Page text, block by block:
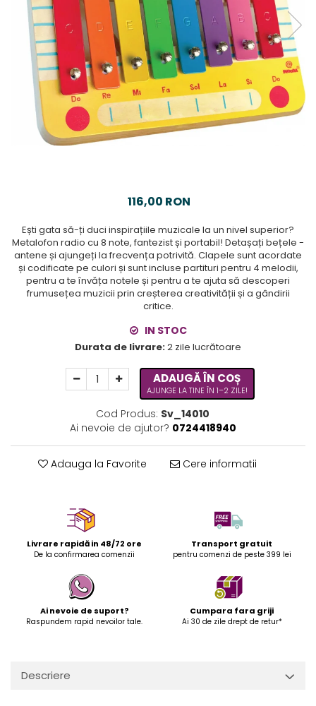
116,00 RON
Ești gata să-ți duci inspirațiile muzicale la un nivel superior?
Metalofon radio cu 8 note, fantezist și portabil! Detașați bețele -
antene și ajungeți la frecvența potrivită. Clapele sunt acordate
și codificate pe culori și sunt incluse partituri pentru 4 melodii,
pentru a te învăța notele și pentru a te ajuta să descoperi
frumusețea muzicii prin creșterea creativității și a gândirii
critice.
IN STOC
Durata de livrare:2 zile lucrătoare
ADAUGĂ ÎN COȘ
AJUNGE LA TINE ÎN 1–2 ZILE!
Cod Produs: Sv_14010
Ai nevoie de ajutor? 0724418940
Adauga la Favorite Cere informatii
Livrare rapidă in 48/72 ore
De la confirmarea comenzii
Transport gratuit
pentru comenzi de peste 399 lei
Ai nevoie de suport?
Raspundem rapid nevoilor tale.
Cumpara fara griji
Ai 30 de zile drept de retur*
Descriere